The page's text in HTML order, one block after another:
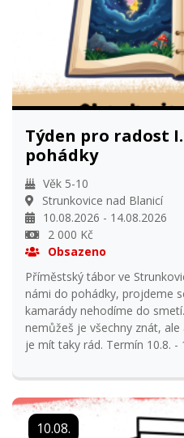
https://mapy.com/s/
Týden pro radost
pohádky
Věk 5-10
Strunkovice nad Blanicí
10.08.2026 - 14.08.2026
2 000 Kč
Obsazeno
Příměstský tábor ve Strunkovicích
námi do pohádky, projdeme se
kamarády nehodíme do
nemůžeš je všechny znát, ale až je všechny poznáš budeš
je mít taky rád. Termín 10.8. - 14.8.2026 přihlášky od
cena tábora 2 000,- Příměstský tábor je vhodný pro děti z
MŠ 5 let a děti z ZŠ 1 - 3
731 407 130
10.08.